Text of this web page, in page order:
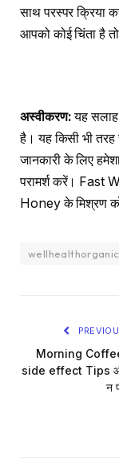
साथ परस्पर क्रिया
आपको कोई चिंता है
अस्वीकरण:यह
है। यह किसी भी तरह
जानकारी के लिए
परामर्श करें। Fast
Honey के मिश्रण
Morning Coffee
side effect Tips
न